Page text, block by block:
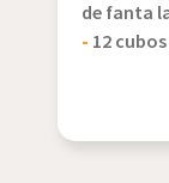
de fanta
- 12